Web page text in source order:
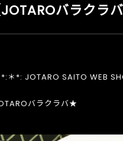
バラクラバ
＊*: JOTARO SAITO WEB
バラクラバ★